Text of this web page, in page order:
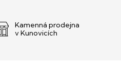
Kamenná prodejna
v Kunovicích